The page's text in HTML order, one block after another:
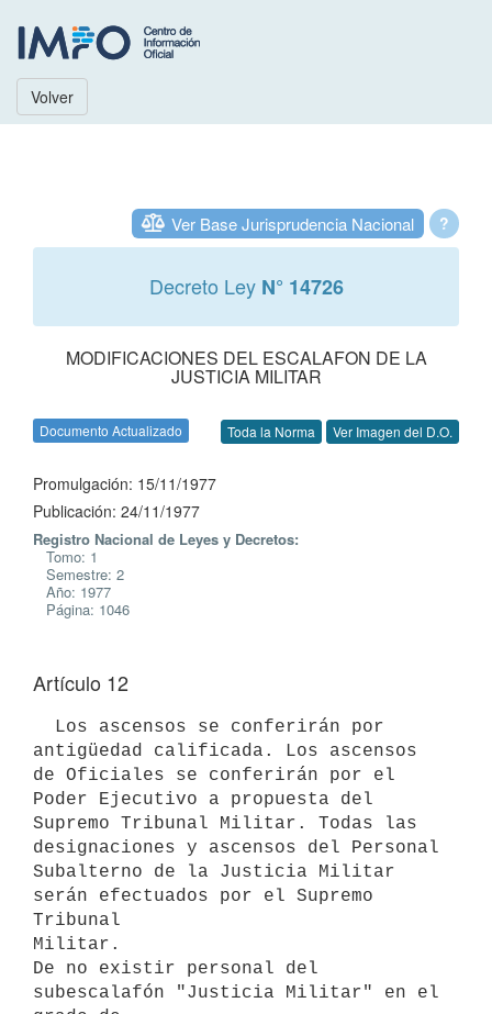
Volver
?
Ver Base Jurisprudencia Nacional
Decreto Ley N° 14726
MODIFICACIONES DEL ESCALAFON DE LA
JUSTICIA MILITAR
Documento Actualizado Toda la Norma Ver Imagen del D.O.
Promulgación: 15/11/1977
Publicación: 24/11/1977
Registro Nacional de Leyes y Decretos:
Tomo: 1
Semestre: 2
Año: 1977
Página: 1046
Artículo 12
antigüedad calificada. Los ascensos
de Oficiales se conferirán por el
Poder Ejecutivo a propuesta del
Supremo Tribunal Militar. Todas las
designaciones y ascensos del Personal
Subalterno de la Justicia Militar
serán efectuados por el Supremo
Tribunal
Militar.
De no existir personal del
subescalafón "Justicia Militar" en el